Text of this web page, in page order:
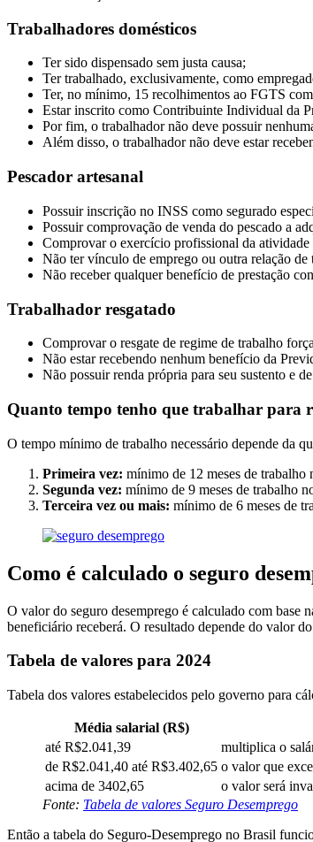
Trabalhadores domésticos
Ter sido dispensado sem justa causa;
Ter trabalhado, exclusivamente, como
Ter, no mínimo, 15 recolhimentos ao FGTS
Estar inscrito como Contribuinte Individual da
Por fim, o trabalhador não deve possuir
Além disso, o trabalhador não deve estar
Pescador artesanal
Possuir inscrição no INSS como segurado
Possuir comprovação de venda do pescado a
Comprovar o exercício profissional da atividade
Não ter vínculo de emprego ou outra relação
Não receber qualquer benefício de prestação
Trabalhador resgatado
Comprovar o resgate de regime de trabalho
Não estar recebendo nenhum benefício da
Não possuir renda própria para seu sustento e
Quanto tempo tenho que trabalhar para
O tempo mínimo de trabalho necessário depende da
Primeira vez: mínimo de 12 meses de trabalho
Segunda vez: mínimo de 9 meses de trabalho
Terceira vez ou mais: mínimo de 6 meses de
Como é calculado o seguro
O valor do seguro desemprego é calculado com base
beneficiário receberá. O resultado depende do valor
Tabela de valores para 2024
Tabela dos valores estabelecidos pelo governo para
Média salarial (R$)
até R$2.041,39
multiplica o
de R$2.041,40 até R$3.402,65 o valor que
acima de 3402,65
o valor será
Fonte: Tabela de valores Seguro Desemprego
Então a tabela do Seguro-Desemprego no Brasil